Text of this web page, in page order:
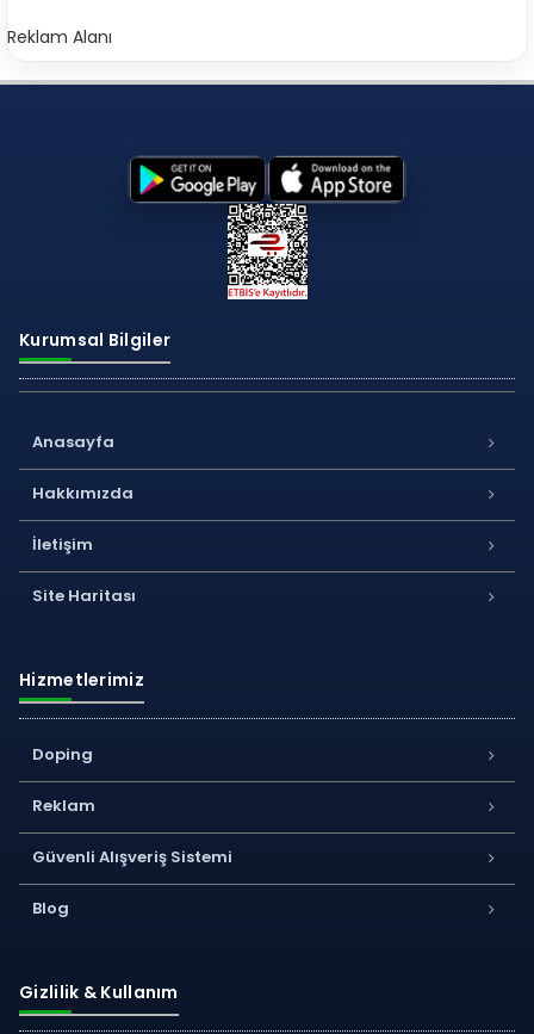
Reklam Alanı
Kurumsal Bilgiler
Anasayfa
Hakkımızda
İletişim
Site Haritası
Hizmetlerimiz
Doping
Reklam
Güvenli Alışveriş Sistemi
Blog
Gizlilik & Kullanım